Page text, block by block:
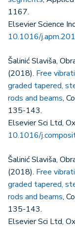
1167.
Elsevier Science
10.1016/
Šalinić Slaviša,
(2018). Free
graded tapered,
rods and beams,
135-143.
Elsevier Sci Ltd,
10.1016/
Šalinić Slaviša,
(2018). Free
graded tapered,
rods and beams,
135-143.
Elsevier Sci Ltd,